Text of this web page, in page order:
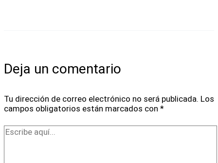
Deja un comentario
Tu dirección de correo electrónico no será publicada. Los
campos obligatorios están marcados con *
Escribe